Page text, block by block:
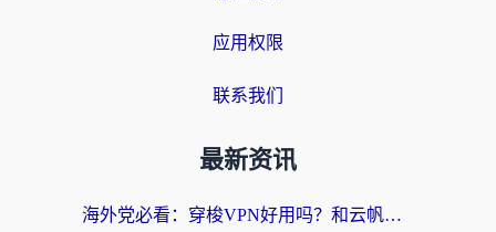
应用权限
联系我们
最新资讯
海外党必看：穿梭VPN好用吗？和云帆VPN对比哪个回国效果更好？附真实测评+避坑指南